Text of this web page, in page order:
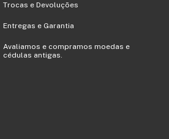
Trocas e Devoluções
Entregas e Garantia
Avaliamos e compramos moedas e
cédulas antigas.